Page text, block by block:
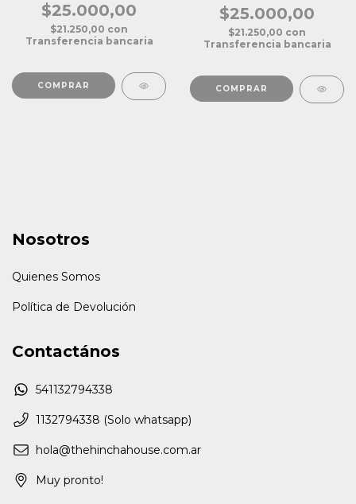
$25.000,00
$21.250,00 con
Transferencia bancaria
$25.000,00
$21.250,00 con
Transferencia bancaria
Nosotros
Quienes Somos
Política de Devolución
Contactános
541132794338
1132794338 (Solo whatsapp)
hola@thehinchahouse.com.ar
Muy pronto!